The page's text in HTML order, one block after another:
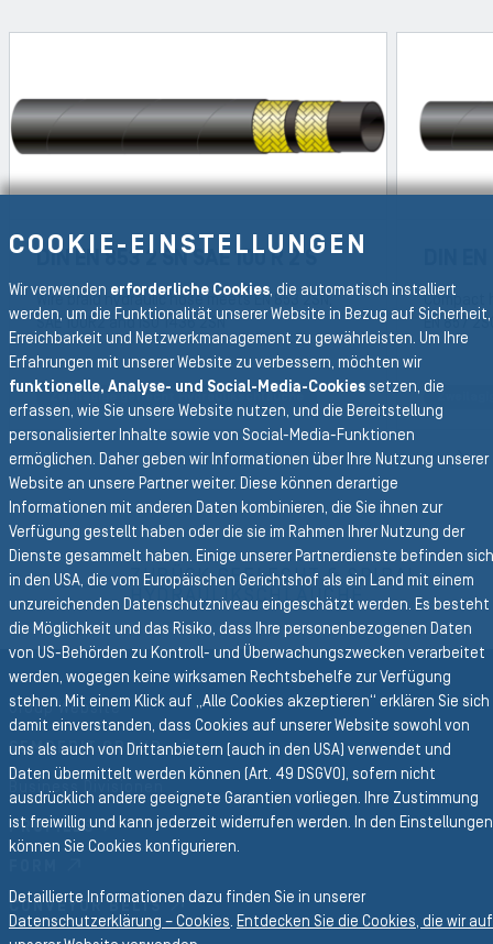
DIN EN 853 2 SN SAE 100 R 2 S
Wire braid hydraulic hose meets EN 853 2SN,
SAE 100R2 and ISO 1436 2SN
Zweilagige geflecht Hydraulikschläuche
Compact
EN 857
SLIDE
Zurück zur Hauptnavigation
ZURÜCK GEFLECHT & SPIRAL
HYDRAULIKSCHLÄUCHE
Group Website
SEMPERIT GROUP
Business Divisionen
PROFILES
CONVEYOR BELTS
COOKIE-EINSTELLUNGEN
Wir verwenden erforderliche Cookies, die automatisch installiert
werden, um die Funktionalität unserer Website in Bezug auf Sicherheit,
Erreichbarkeit und Netzwerkmanagement zu gewährleisten. Um Ihre
Erfahrungen mit unserer Website zu verbessern, möchten wir
funktionelle, Analyse- und Social-Media-Cookiessetzen, die
erfassen, wie Sie unsere Website nutzen, und die Bereitstellung
personalisierter Inhalte sowie von Social-Media-Funktionen
ermöglichen. Daher geben wir Informationen über Ihre Nutzung unserer
Website an unsere Partner weiter. Diese können derartige
Informationen mit anderen Daten kombinieren, die Sie ihnen zur
Verfügung gestellt haben oder die sie im Rahmen Ihrer Nutzung der
Dienste gesammelt haben. Einige unserer Partnerdienste befinden sich
in den USA, die vom Europäischen Gerichtshof als ein Land mit einem
unzureichenden Datenschutzniveau eingeschätzt werden. Es besteht
die Möglichkeit und das Risiko, dass Ihre personenbezogenen Daten
von US-Behörden zu Kontroll- und Überwachungszwecken verarbeitet
werden, wogegen keine wirksamen Rechtsbehelfe zur Verfügung
stehen. Mit einem Klick auf „Alle Cookies akzeptieren“ erklären Sie sich
damit einverstanden, dass Cookies auf unserer Website sowohl von
uns als auch von Drittanbietern (auch in den USA) verwendet und
Daten übermittelt werden können (Art. 49 DSGVO), sofern nicht
ausdrücklich andere geeignete Garantien vorliegen. Ihre Zustimmung
ist freiwillig und kann jederzeit widerrufen werden. In den Einstellungen
können Sie Cookies konfigurieren.
Detaillierte Informationen dazu finden Sie in unserer
Datenschutzerklärung – Cookies. Entdecken Sie die Cookies, die wir auf